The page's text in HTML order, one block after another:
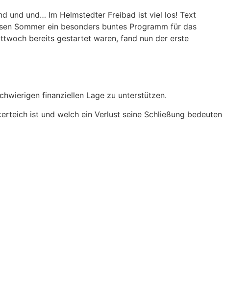
und und… Im Helmstedter Freibad ist viel los! Text
Sommer ein besonders buntes Programm für das
bereits gestartet waren, fand nun der erste
finanziellen Lage zu unterstützen.
ist und welch ein Verlust seine Schließung bedeuten